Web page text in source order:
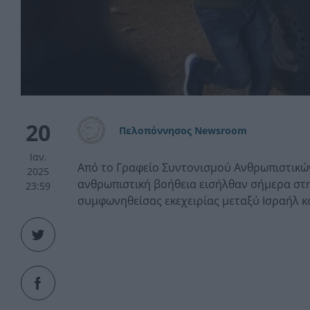
20
Ιαν.
2025
23:59
Πελοπόννησος Newsroom
Από το Γραφείο Συντονισμού
ανθρωπιστική βοήθεια εισήλθαν σήμερα
συμφωνηθείσας εκεχειρίας μεταξύ Ισραήλ